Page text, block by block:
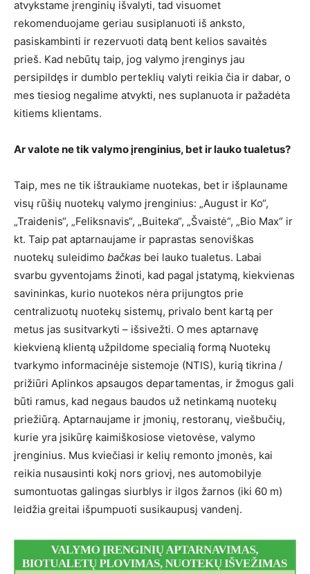
atvykstame įrenginių išvalyti, tad visuomet
rekomenduojame geriau susiplanuoti iš anksto,
pasiskambinti ir rezervuoti datą bent kelios savaitės
prieš. Kad nebūtų taip, jog valymo įrenginys jau
persipildęs ir dumblo perteklių valyti reikia čia ir dabar, o
mes tiesiog negalime atvykti, nes suplanuota ir pažadėta
kitiems klientams.
Ar valote ne tik valymo įrenginius, bet ir lauko tualetus?
Taip, mes ne tik ištraukiame nuotekas, bet ir išplauname
visų rūšių nuotekų valymo įrenginius: „August ir Ko“,
„Traidenis“, „Feliksnavis“, „Buiteka“, „Švaistė“, „Bio Max“ ir
kt. Taip pat aptarnaujame ir paprastas senoviškas
nuotekų suleidimo bačkas bei lauko tualetus. Labai
svarbu gyventojams žinoti, kad pagal įstatymą, kiekvienas
savininkas, kurio nuotekos nėra prijungtos prie
centralizuotų nuotekų sistemų, privalo bent kartą per
metus jas susitvarkyti – išsivežti. O mes aptarnavę
kiekvieną klientą užpildome specialią formą Nuotekų
tvarkymo informacinėje sistemoje (NTIS), kurią tikrina /
prižiūri Aplinkos apsaugos departamentas, ir žmogus gali
būti ramus, kad negaus baudos už netinkamą nuotekų
priežiūrą. Aptarnaujame ir įmonių, restoranų, viešbučių,
kurie yra įsikūrę kaimiškosiose vietovėse, valymo
įrenginius. Mus kviečiasi ir kelių remonto įmonės, kai
reikia nusausinti kokį nors griovį, nes automobilyje
sumontuotas galingas siurblys ir ilgos žarnos (iki 60 m)
leidžia greitai išpumpuoti susikaupusį vandenį.